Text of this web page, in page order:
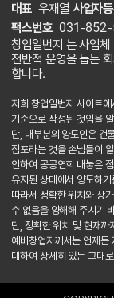
대표 우재열 사업자
팩스번호 031-
창업일번지 는 사업
전반적 운영을 돕는
합니다.
저희 창업일번지 사이트
기준으로 작성된 것임을
단, 대부분의 양도인은 건
점포라는 것을 손님들이
인하여 공공연희 내놓은
유지된 상태에서 양도하
따라서 정확한 위치와 상
수 없음을 양해해 주시기
단, 정확한 위치 및 현재까
예비창업자께서는 언제든
대하여 상세히 있는 그대